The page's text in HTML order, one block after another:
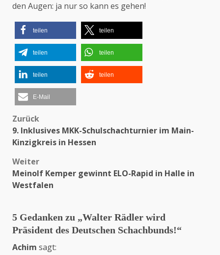
den Augen: ja nur so kann es gehen!
teilen teilen
teilen teilen
teilen teilen
E-Mail
Beitragsnavigation
Zurück
9. Inklusives MKK-Schulschachturnier im Main-
Kinzigkreis in Hessen
Weiter
Meinolf Kemper gewinnt ELO-Rapid in Halle in
Westfalen
5 Gedanken zu „Walter Rädler wird
Präsident des Deutschen Schachbunds!“
Achim sagt: